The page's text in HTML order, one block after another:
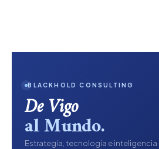
BLACKHOLD CONSULTING
De Vigo
al Mundo.
Estrategia, tecnología e inteligencia